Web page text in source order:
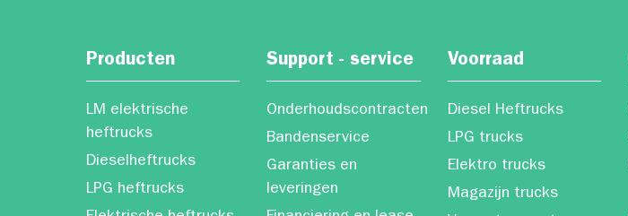
Producten
LM elektrische
heftrucks
Dieselheftrucks
LPG heftrucks
Support - service
Onderhoudscontracten
Bandenservice
Garanties en
leveringen
Voorraad
Diesel Heftrucks
LPG trucks
Elektro trucks
Magazijn trucks